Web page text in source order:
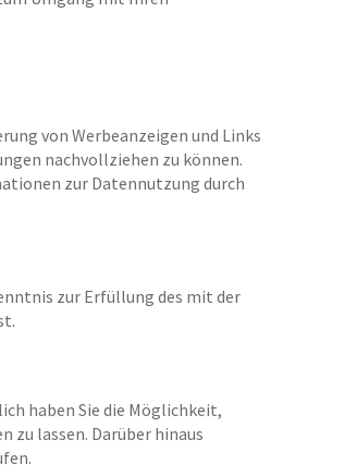
von Werbeanzeigen und Links
nachvollziehen zu können.
zur Datennutzung durch
zur Erfüllung des mit der
haben Sie die Möglichkeit,
lassen. Darüber hinaus